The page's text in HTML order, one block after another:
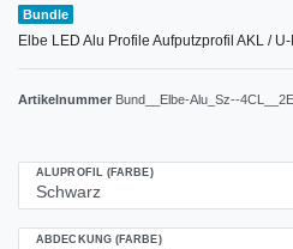
Bundle
Elbe LED Alu Profile Aufputzprofil AKL /
Artikelnummer Bund__Elbe-Alu_Sz--
ALUPROFIL (FARBE)
ABDECKUNG (FARBE)